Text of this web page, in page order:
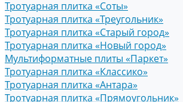
Тротуарная плитка «Соты»
Тротуарная плитка «Треугольник»
Тротуарная плитка «Старый город»
Тротуарная плитка «Новый город»
Мультиформатные плиты «Паркет»
Тротуарная плитка «Классико»
Тротуарная плитка «Антара»
Тротуарная плитка «Прямоугольник»